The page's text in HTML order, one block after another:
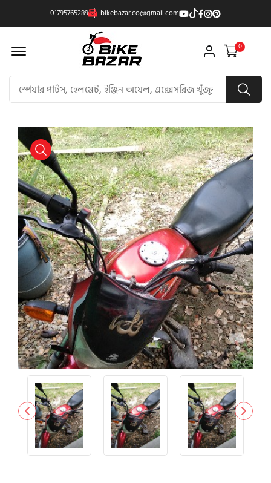
01795765289 bikebazar.co@gmail.com
Offcanvas Menu Open 0
product view